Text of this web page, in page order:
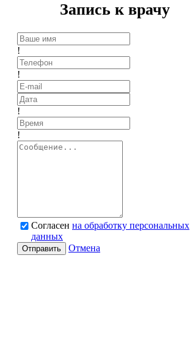
Запись к врачу
!
!
!
!
Согласен на обработку персональных
данных
Отправить Отмена